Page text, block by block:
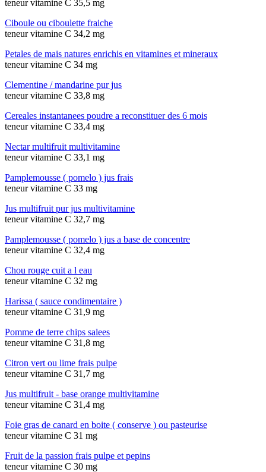
teneur vitamine C 35,5 mg
Ciboule ou ciboulette fraiche
teneur vitamine C 34,2 mg
Petales de mais natures enrichis en vitamines et mineraux
teneur vitamine C 34 mg
Clementine / mandarine pur jus
teneur vitamine C 33,8 mg
Cereales instantanees poudre a reconstituer des 6 mois
teneur vitamine C 33,4 mg
Nectar multifruit multivitamine
teneur vitamine C 33,1 mg
Pamplemousse ( pomelo ) jus frais
teneur vitamine C 33 mg
Jus multifruit pur jus multivitamine
teneur vitamine C 32,7 mg
Pamplemousse ( pomelo ) jus a base de concentre
teneur vitamine C 32,4 mg
Chou rouge cuit a l eau
teneur vitamine C 32 mg
Harissa ( sauce condimentaire )
teneur vitamine C 31,9 mg
Pomme de terre chips salees
teneur vitamine C 31,8 mg
Citron vert ou lime frais pulpe
teneur vitamine C 31,7 mg
Jus multifruit - base orange multivitamine
teneur vitamine C 31,4 mg
Foie gras de canard en boite ( conserve ) ou pasteurise
teneur vitamine C 31 mg
Fruit de la passion frais pulpe et pepins
teneur vitamine C 30 mg